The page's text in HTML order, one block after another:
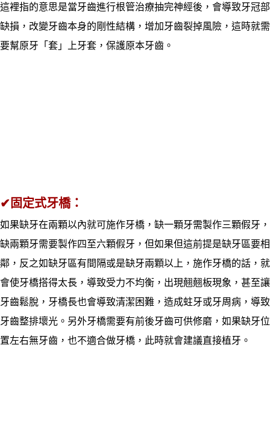
這裡指的意思是當牙齒進行根管治療抽完神經後，會導致牙冠部
缺損，改變牙齒本身的剛性結構，增加牙齒裂掉風險，這時就需
要幫原牙「套」上牙套，保護原本牙齒。
✔ 固定式牙橋：
如果缺牙在兩顆以內就可施作牙橋，缺一顆牙需製作三顆假牙，
缺兩顆牙需要製作四至六顆假牙，但如果但這前提是缺牙區要相
鄰，反之如缺牙區有間隔或是缺牙兩顆以上，施作牙橋的話，就
會使牙橋搭得太長，導致受力不均衡，出現翹翹板現象，甚至讓
牙齒鬆脫，牙橋長也會導致清潔困難，造成蛀牙或牙周病，導致
牙齒整排壞光。另外牙橋需要有前後牙齒可供修磨，如果缺牙位
置左右無牙齒，也不適合做牙橋，此時就會建議直接植牙。